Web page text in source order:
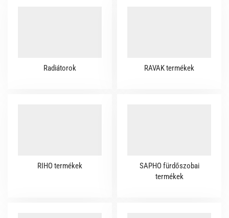
Radiátorok RAVAK termékek
RIHO termékek
SAPHO fürdőszobai
termékek